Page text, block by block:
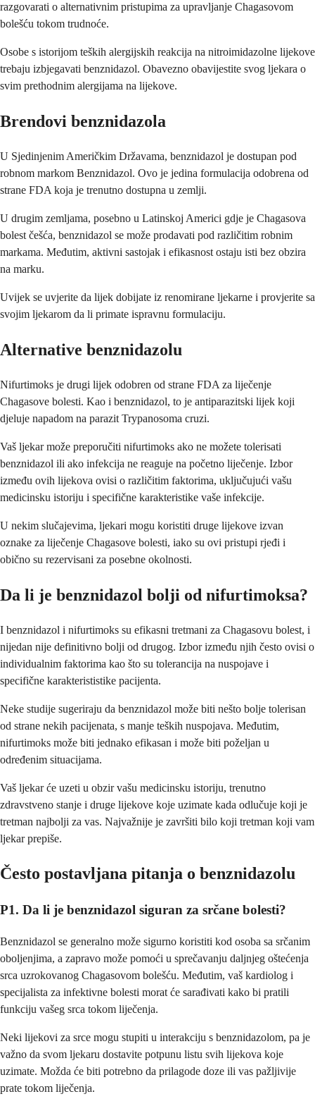
razgovarati o alternativnim pristupima za upravljanje Chagasovom
bolešću tokom trudnoće.
Osobe s istorijom teških alergijskih reakcija na nitroimidazolne lijekove
trebaju izbjegavati benznidazol. Obavezno obavijestite svog ljekara o
svim prethodnim alergijama na lijekove.
Brendovi benznidazola
U Sjedinjenim Američkim Državama, benznidazol je dostupan pod
robnom markom Benznidazol. Ovo je jedina formulacija odobrena od
strane FDA koja je trenutno dostupna u zemlji.
U drugim zemljama, posebno u Latinskoj Americi gdje je Chagasova
bolest češća, benznidazol se može prodavati pod različitim robnim
markama. Međutim, aktivni sastojak i efikasnost ostaju isti bez obzira
na marku.
Uvijek se uvjerite da lijek dobijate iz renomirane ljekarne i provjerite sa
svojim ljekarom da li primate ispravnu formulaciju.
Alternative benznidazolu
Nifurtimoks je drugi lijek odobren od strane FDA za liječenje
Chagasove bolesti. Kao i benznidazol, to je antiparazitski lijek koji
djeluje napadom na parazit Trypanosoma cruzi.
Vaš ljekar može preporučiti nifurtimoks ako ne možete tolerisati
benznidazol ili ako infekcija ne reaguje na početno liječenje. Izbor
između ovih lijekova ovisi o različitim faktorima, uključujući vašu
medicinsku istoriju i specifične karakteristike vaše infekcije.
U nekim slučajevima, ljekari mogu koristiti druge lijekove izvan
oznake za liječenje Chagasove bolesti, iako su ovi pristupi rjeđi i
obično su rezervisani za posebne okolnosti.
Da li je benznidazol bolji od nifurtimoksa?
I benznidazol i nifurtimoks su efikasni tretmani za Chagasovu bolest, i
nijedan nije definitivno bolji od drugog. Izbor između njih često ovisi o
individualnim faktorima kao što su tolerancija na nuspojave i
specifične karakterististike pacijenta.
Neke studije sugeriraju da benznidazol može biti nešto bolje tolerisan
od strane nekih pacijenata, s manje teških nuspojava. Međutim,
nifurtimoks može biti jednako efikasan i može biti poželjan u
određenim situacijama.
Vaš ljekar će uzeti u obzir vašu medicinsku istoriju, trenutno
zdravstveno stanje i druge lijekove koje uzimate kada odlučuje koji je
tretman najbolji za vas. Najvažnije je završiti bilo koji tretman koji vam
ljekar prepiše.
Često postavljana pitanja o benznidazolu
P1. Da li je benznidazol siguran za srčane bolesti?
Benznidazol se generalno može sigurno koristiti kod osoba sa srčanim
oboljenjima, a zapravo može pomoći u sprečavanju daljnjeg oštećenja
srca uzrokovanog Chagasovom bolešću. Međutim, vaš kardiolog i
specijalista za infektivne bolesti morat će sarađivati kako bi pratili
funkciju vašeg srca tokom liječenja.
Neki lijekovi za srce mogu stupiti u interakciju s benznidazolom, pa je
važno da svom ljekaru dostavite potpunu listu svih lijekova koje
uzimate. Možda će biti potrebno da prilagode doze ili vas pažljivije
prate tokom liječenja.